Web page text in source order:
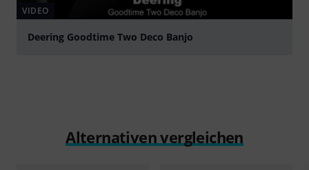
VIDEO
Deering Goodtime Two Deco Banjo
Alternativen vergleichen